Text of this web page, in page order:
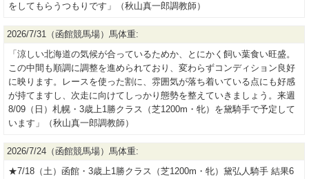
をしてもらうつもりです」（秋山真一郎調教師）
2026/7/31（函館競馬場）馬体重:
「涼しい北海道の気候が合っているためか、とにかく飼い葉食い旺盛。
この中間も順調に調整を進められており、変わらずコンディション良好
に映ります。レースを使った割に、雰囲気が落ち着いている点にも好感
が持てますし、次走に向けてしっかり態勢を整えていきましょう。来週
8/09（日）札幌・3歳上1勝クラス（芝1200m・牝）を黛騎手で予定して
います」（秋山真一郎調教師）
2026/7/24（函館競馬場）馬体重:
★7/18（土）函館・3歳上1勝クラス（芝1200m・牝）黛弘人騎手 結果6